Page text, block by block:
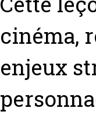
cinéma,
enjeux